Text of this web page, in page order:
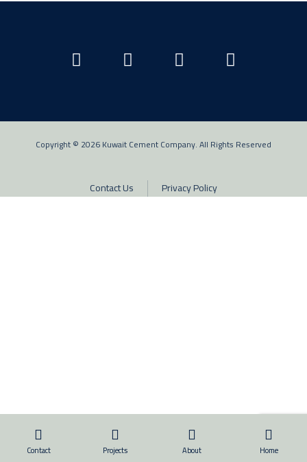
Copyright © 2026 Kuwait Cement Company. All Rights Reserved
Contact Us Privacy Policy
Home
About
Projects
Contact